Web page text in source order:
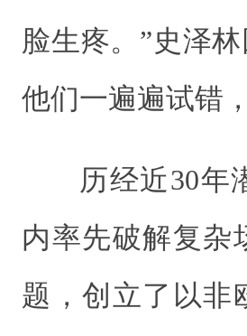
脸生疼。”史泽
他们一遍遍试错
历经近30年
内率先破解复杂
题，创立了以非